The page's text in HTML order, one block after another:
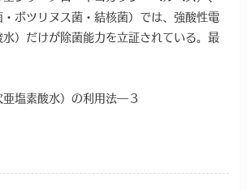
ボツリヌス菌・結核菌）では、強酸性電
）だけが除菌能力を立証されている。最
塩素酸水）の利用法―３